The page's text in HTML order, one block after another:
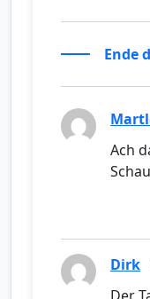
Ende
Ach
Dirk